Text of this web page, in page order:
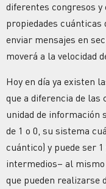
diferentes congresos
propiedades
enviar mensajes en
moverá a la velocidad
Hoy en día ya existen
que a diferencia de las
unidad de información
de 1 o 0, su sistema
cuántico) y puede ser
intermedios– al
que pueden realizarse